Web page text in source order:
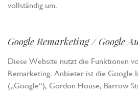
vollständig um.
Google Remarketing / Google
Diese Website nutzt die Funktionen
Remarketing. Anbieter ist die Google
(„Google“), Gordon House, Barrow